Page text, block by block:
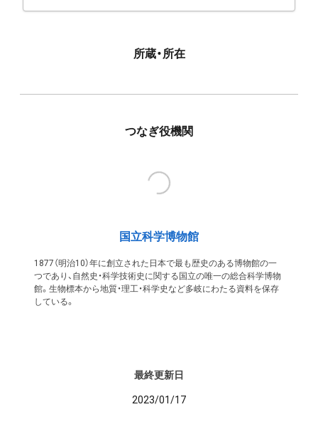
所蔵・所在
つなぎ役機関
国立科学博物館
1877（明治10）年に創立された日本で最も歴史のある博物館の一
つであり、自然史・科学技術史に関する国立の唯一の総合科学博物
館。生物標本から地質・理工・科学史など多岐にわたる資料を保存
している。
最終更新日
2023/01/17